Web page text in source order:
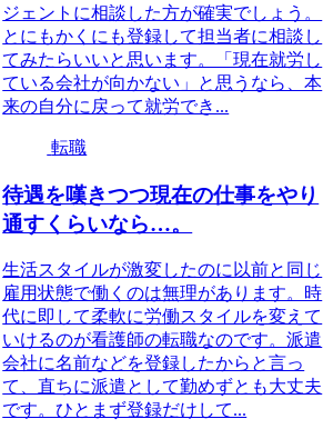
ジェントに相談した方が確実でしょう。
とにもかくにも登録して担当者に相談し
てみたらいいと思います。「現在就労し
ている会社が向かない」と思うなら、本
来の自分に戻って就労でき...
転職
待遇を嘆きつつ現在の仕事をやり
通すくらいなら…。
生活スタイルが激変したのに以前と同じ
雇用状態で働くのは無理があります。時
代に即して柔軟に労働スタイルを変えて
いけるのが看護師の転職なのです。派遣
会社に名前などを登録したからと言っ
て、直ちに派遣として勤めずとも大丈夫
です。ひとまず登録だけして...